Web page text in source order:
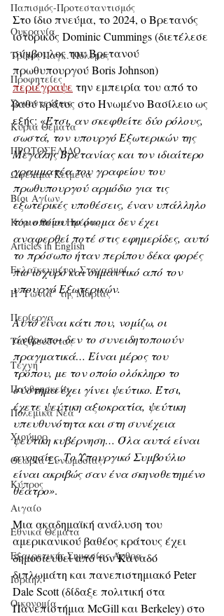
Παπισμός-Προτεσταντισμός
Ουκρανία
Τρίτος Παγκ. Πόλεμος
Προφητείες
Συνεντεύξεις
Κύρια Θέματα
ΠΡΩΤΟΣΕΛΙΔΟ
Ωφέλιμα Κείμενα
Βίοι Αγίων
Κύριο Θέμα Ημέρας
Articles in English
Εκλαϊκευμένοι Στοχασμοί
Η "Γωνιά" της Μαρίας
Περίεργα
Ταξιδεύοντας
Τέχνη
Πανθρησκεία
Πολεμικά Νέα
Χιούμορ
Θεωρία Συνωμοσίας
Κύπρος
Αιγαίο
Εθνικά Θέματα
Εξαιρετικής Σημασίας Άρθρα
Ισραήλ
Οικονομία
Στο ίδιο πνεύμα, το 2024, ο Βρετανός
ιστορικός Dominic Cummings (διετέλεσε
σύμβουλος του Βρετανού
πρωθυπουργού Boris Johnson)
περιέγραψε την εμπειρία του από το
βαθύ κράτος στο Ηνωμένο Βασίλειο ως
εξής: «Έτσι, αν σκεφθείτε δύο ρόλους,
σωστά, τον υπουργό Εξωτερικών της
Μεγάλης Βρετανίας και τον ιδιαίτερο
γραμματέα του γραφείου του
πρωθυπουργού αρμόδιο για τις
εξωτερικές υποθέσεις, έναν υπάλληλο
του οποίου το όνομα δεν έχει
αναφερθεί ποτέ στις εφημερίδες, αυτό
το πρόσωπο ήταν περίπου δέκα φορές
πιο ισχυρό και σημαντικό από τον
υπουργό Εξωτερικών.
Αυτό είναι κάτι που, νομίζω, οι
άνθρωποι δεν το συνειδητοποιούν
πραγματικά… Είναι μέρος του
τρόπου, με τον οποίο ολόκληρο το
σύστημα έχει γίνει ψεύτικο. Έτσι,
έχετε ψεύτικη αξιοκρατία, ψεύτικη
υπευθυνότητα και στη συνέχεια
ψεύτικη κυβέρνηση… Όλα αυτά είναι
ανοησίες. Το Υπουργικό Συμβούλιο
είναι ακριβώς σαν ένα σκηνοθετημένο
θέατρο».
Μια ακαδημαϊκή ανάλυση του
αμερικανικού βαθέος κράτους έχει
δημοσιευθεί από τον Καναδό
διπλωμάτη και πανεπιστημιακό Peter
Dale Scott (δίδαξε πολιτική στα
Πανεπιστήμια McGill και Berkeley) στο